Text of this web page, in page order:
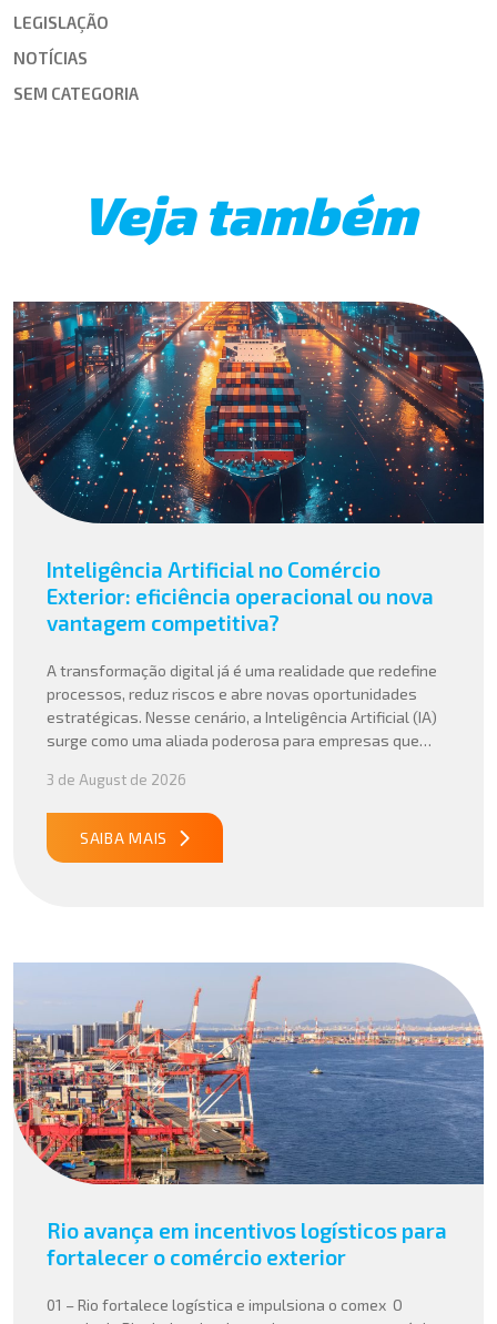
LEGISLAÇÃO
NOTÍCIAS
SEM CATEGORIA
Veja também
Inteligência Artificial no Comércio
Exterior: eficiência operacional ou nova
vantagem competitiva?
A transformação digital já é uma realidade que redefine
processos, reduz riscos e abre novas oportunidades
estratégicas. Nesse cenário, a Inteligência Artificial (IA)
surge como uma aliada poderosa para empresas que
suas operações internacionais. Mais do que automatizar
tarefas, a IA vem sendo aplicada para interpretar dados
complexos, […]
3 de August de 2026
SAIBA MAIS
Rio avança em incentivos logísticos para
fortalecer o comércio exterior
01 – Rio fortalece logística e impulsiona o comex O